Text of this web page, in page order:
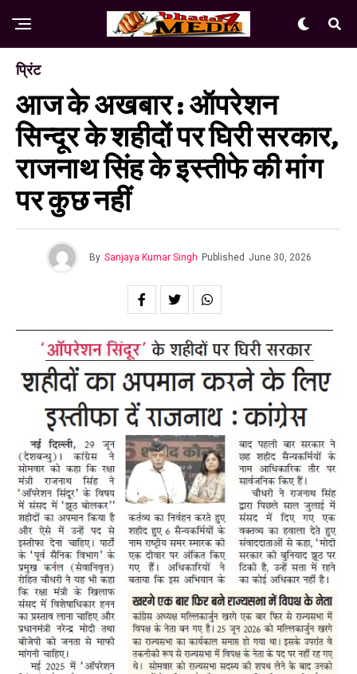
प्रिंट
आज के अखबार : ऑपरेशन
सिन्दूर के शहीदों पर घिरी सरकार,
राजनाथ सिंह के इस्तीफे की मांग
पर कुछ नहीं
By Sanjaya Kumar Singh Published June 30, 2026